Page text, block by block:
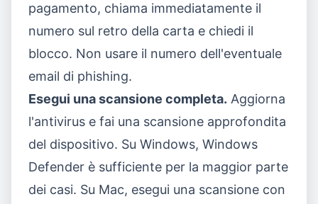
pagamento, chiama immediatamente il
numero sul retro della carta e chiedi il
blocco. Non usare il numero dell'eventuale
email di phishing.
Esegui una scansione completa. Aggiorna
l'antivirus e fai una scansione approfondita
del dispositivo. Su Windows, Windows
Defender è sufficiente per la maggior parte
dei casi. Su Mac, esegui una scansione con